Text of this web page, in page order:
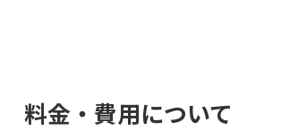
料金・費用について